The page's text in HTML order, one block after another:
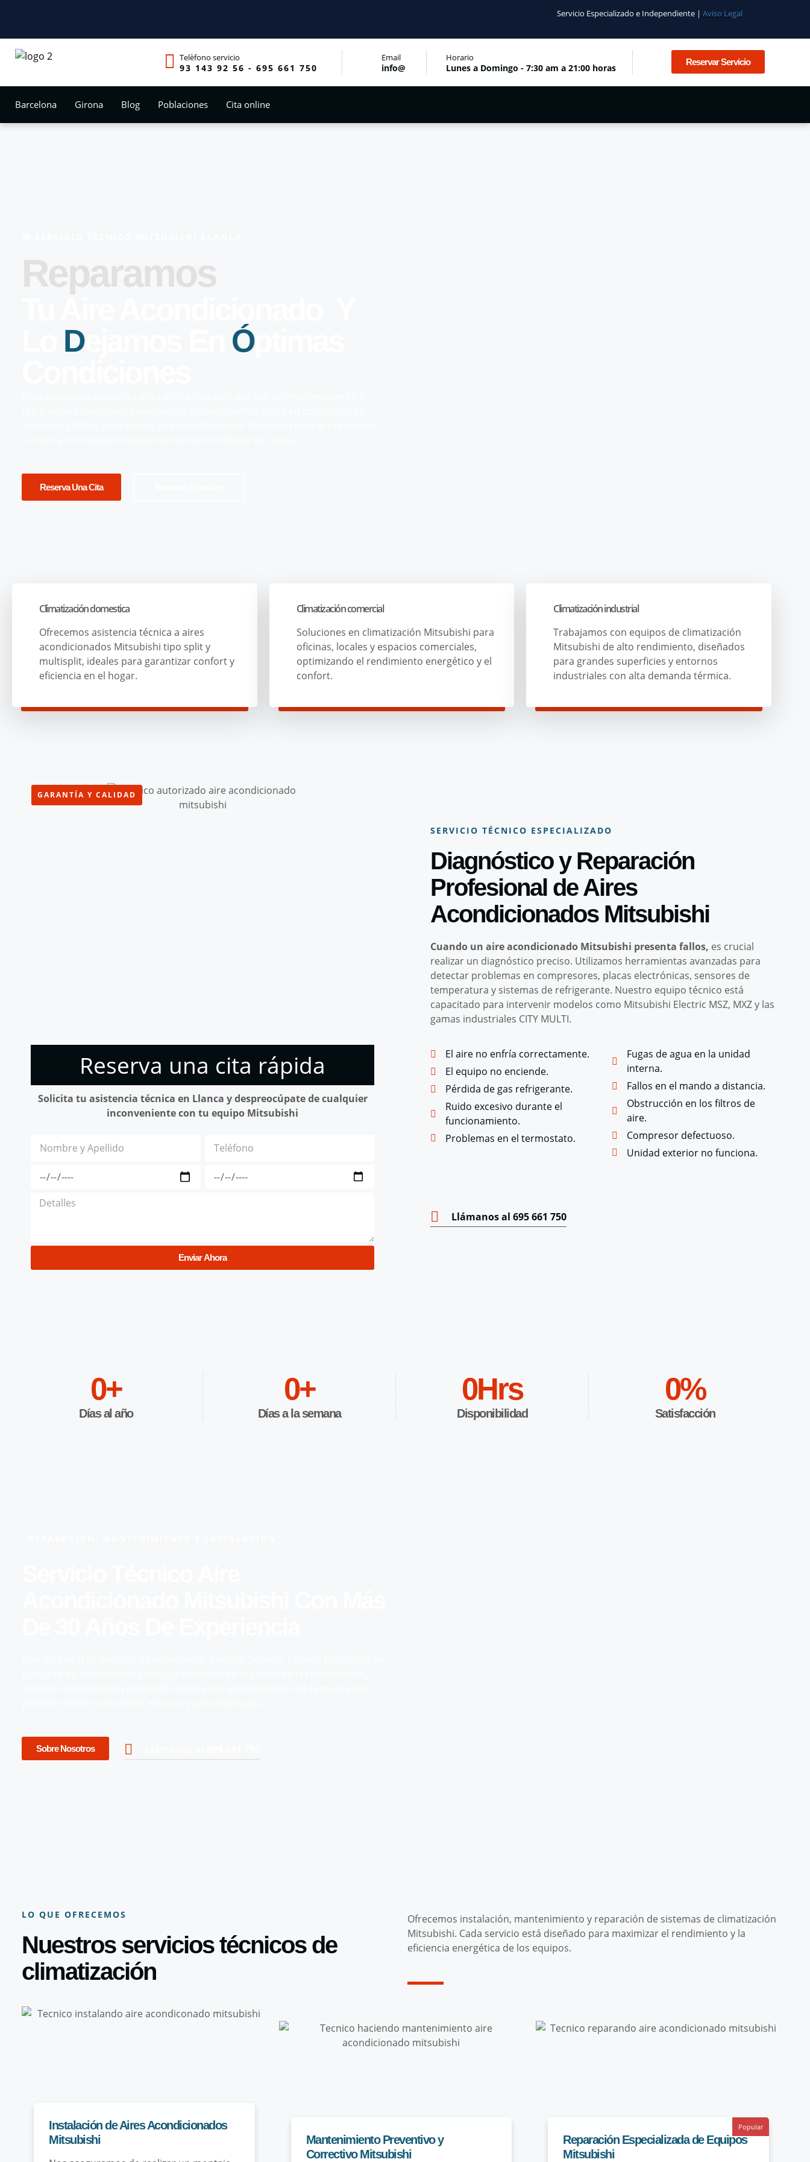
Servicio Especializado e Independiente | Aviso Legal
Telèfono servicio
93 143 92 56 - 695 661 750
Email
info@
Horario
Lunes a Domingo - 7:30 am a 21:00 horas
Reservar Servicio
Barcelona Girona Blog Poblaciones Cita online
Reparamos
DEjamos En ÓPtimas
Reserva Una Cita
Climatización domestica
Ofrecemos asistencia técnica a aires
acondicionados Mitsubishi tipo split y
multisplit, ideales para garantizar confort y
eficiencia en el hogar.
Climatización comercial
Soluciones en climatización Mitsubishi para
oficinas, locales y espacios comerciales,
optimizando el rendimiento energético y el
confort.
Climatización industrial
Trabajamos con equipos de climatización
Mitsubishi de alto rendimiento, diseñados
para grandes superficies y entornos
industriales con alta demanda térmica.
GARANTÍA Y CALIDAD
Reserva una cita rápida
Solicita tu asistencia técnica en Llanca y despreocúpate de cualquier
inconveniente con tu equipo Mitsubishi
Enviar Ahora
SERVICIO TÉCNICO ESPECIALIZADO
Diagnóstico y Reparación
Profesional de Aires
Acondicionados Mitsubishi
Cuando un aire acondicionado Mitsubishi presenta fallos, es crucial
realizar un diagnóstico preciso. Utilizamos herramientas avanzadas para
detectar problemas en compresores, placas electrónicas, sensores de
temperatura y sistemas de refrigerante. Nuestro equipo técnico está
capacitado para intervenir modelos como Mitsubishi Electric MSZ, MXZ y las
gamas industriales CITY MULTI.
El aire no enfría correctamente.
El equipo no enciende.
Pérdida de gas refrigerante.
Ruido excesivo durante el
funcionamiento.
Problemas en el termostato.
Fugas de agua en la unidad
interna.
Fallos en el mando a distancia.
Obstrucción en los filtros de
aire.
Compresor defectuoso.
Unidad exterior no funciona.
Llámanos al 695 661 750
Días al año
0+
Días a la semana
0+
Disponibilidad
0Hrs
Satisfacción
0%
Sobre Nosotros
LO QUE OFRECEMOS
Nuestros servicios técnicos de
climatización
Ofrecemos instalación, mantenimiento y reparación de sistemas de climatización
Mitsubishi. Cada servicio está diseñado para maximizar el rendimiento y la
eficiencia energética de los equipos.
Instalación de Aires Acondicionados
Mitsubishi
Mantenimiento Preventivo y
Correctivo Mitsubishi
Reparación Especializada de Equipos
Mitsubishi
Popular